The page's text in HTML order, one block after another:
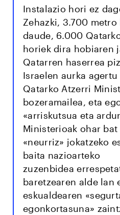
Instalazio hori ez
Zehazki, 3.700
daude, 6.000
horiek dira hobiaren
Qatarren haserrea
Israelen aurka
Qatarko Atzerri
bozeramailea, eta
«arriskutsua eta
Ministerioak ohar
«neurriz» jokatzeko
baita nazioarteko
zuzenbidea
baretzearen alde lan
eskualdearen
egonkortasuna»